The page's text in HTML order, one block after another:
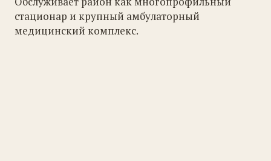
стационар и крупный амбулаторный
медицинский комплекс.